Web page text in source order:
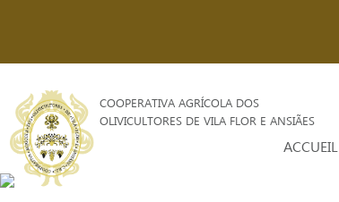
COOPERATIVA AGRÍCOLA DOS
OLIVICULTORES DE VILA FLOR E ANSIÃES
ACCUEIL